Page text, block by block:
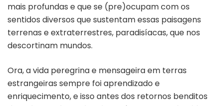
mais profundas e que se (pre)ocupam com os
sentidos diversos que sustentam essas paisagens
terrenas e extraterrestres, paradisíacas, que nos
descortinam mundos.
Ora, a vida peregrina e mensageira em terras
estrangeiras sempre foi aprendizado e
enriquecimento, e isso antes dos retornos benditos